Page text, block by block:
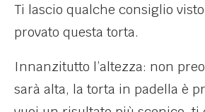
Ti lascio qualche consiglio
provato questa torta.
Innanzitutto l’altezza: non
sarà alta, la torta in padella è